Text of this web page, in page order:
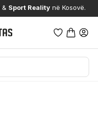
& Sport Reality në Kosovë.